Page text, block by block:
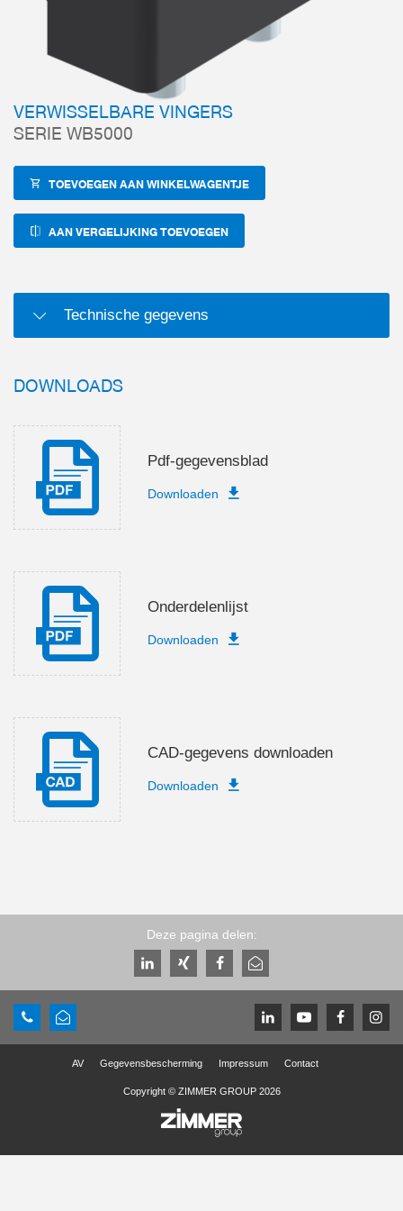
VERWISSELBARE VINGERS
SERIE WB5000
TOEVOEGEN AAN WINKELWAGENTJE
AAN VERGELIJKING TOEVOEGEN
Technische gegevens
DOWNLOADS
Pdf-gegevensblad
Downloaden
Onderdelenlijst
Downloaden
CAD-gegevens downloaden
Downloaden
Deze pagina delen:
AV Gegevensbescherming Impressum Contact
Copyright © ZIMMER GROUP 2026